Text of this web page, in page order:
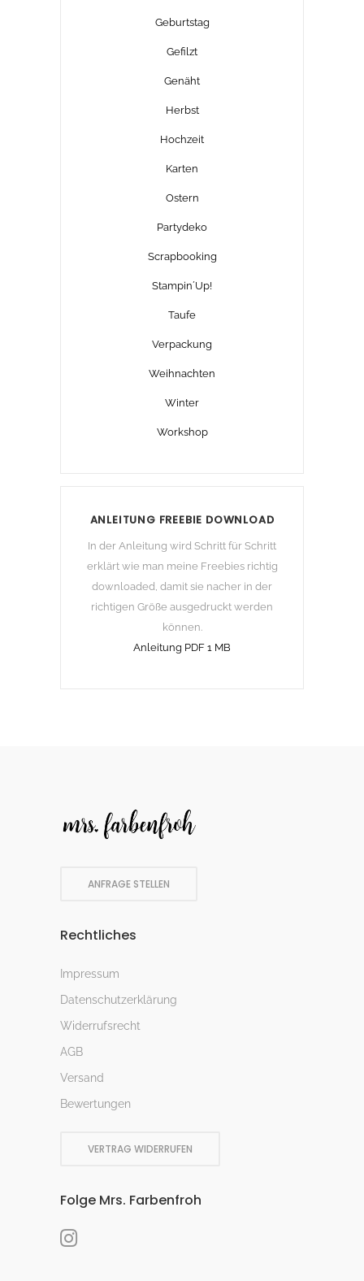
Geburtstag
Gefilzt
Genäht
Herbst
Hochzeit
Karten
Ostern
Partydeko
Scrapbooking
Stampin´Up!
Taufe
Verpackung
Weihnachten
Winter
Workshop
ANLEITUNG FREEBIE DOWNLOAD
In der Anleitung wird Schritt für Schritt
erklärt wie man meine Freebies richtig
downloaded, damit sie nacher in der
richtigen Größe ausgedruckt werden
können.
Anleitung PDF 1 MB
ANFRAGE STELLEN
Rechtliches
Impressum
Datenschutzerklärung
Widerrufsrecht
AGB
Versand
Bewertungen
VERTRAG WIDERRUFEN
Folge Mrs. Farbenfroh